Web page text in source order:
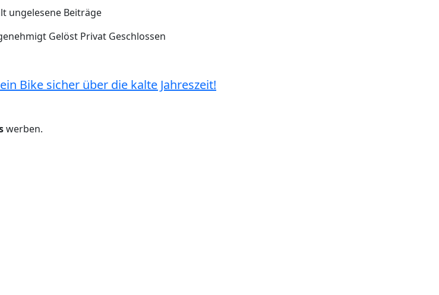
ungelesene Beiträge
Gelöst Privat Geschlossen
Bike sicher über die kalte Jahreszeit!
werben.